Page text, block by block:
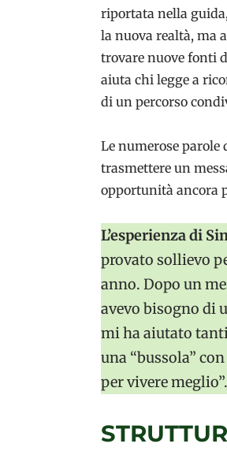
riportata nella
la nuova realtà, ma
trovare nuove fonti
aiuta chi legge a
di un percorso
Le numerose
trasmettere un
opportunità ancora
L’esperienza di
provato sollievo
anno. Dopo un
avevo bisogno di
mi ha aiutato
una “bussola”
per vivere meglio”.